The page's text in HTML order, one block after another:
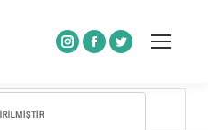
Instagram
Facebook
Twitter